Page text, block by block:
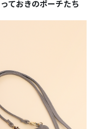
ておきのポーチたち